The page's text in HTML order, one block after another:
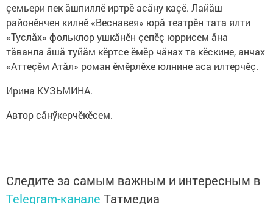
çемьери пек ăшпиллӗ иртрӗ асăну каçӗ. Лайăш
районӗнчен килнӗ «Веснавея» юрă театрӗн тата ялти
«Туслăх» фольклор ушкăнӗн çепӗç юррисем ăна
тăванла ăшă туйăм кӗртсе ӗмӗр чăнах та кӗскине, анчах
«Аттеçӗм Атăл» роман ӗмӗрлӗхе юлнине аса илтерчӗç.
Ирина КУЗЬМИНА.
Автор сăнӳкерчӗкӗсем.
Следите за самым важным и интересным в
Telegram-канале Татмедиа